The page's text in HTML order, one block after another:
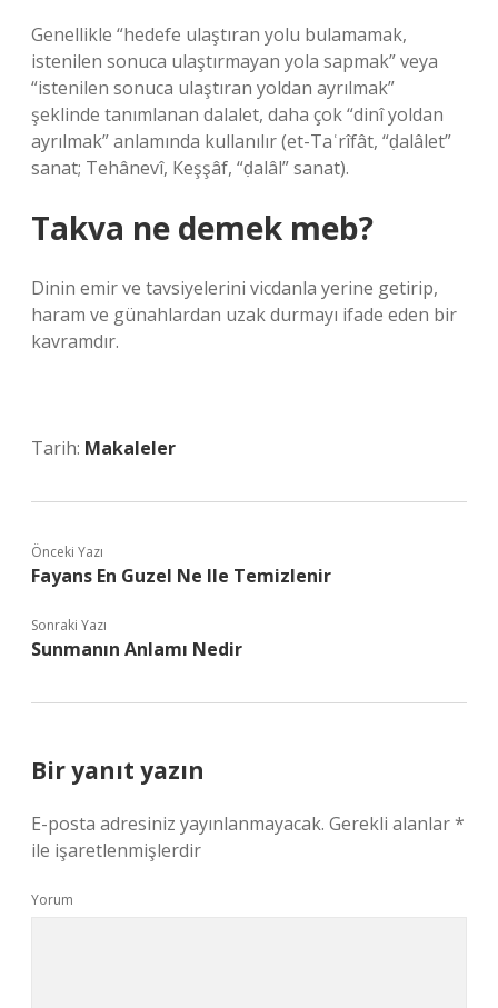
Genellikle “hedefe ulaştıran yolu bulamamak,
istenilen sonuca ulaştırmayan yola sapmak” veya
“istenilen sonuca ulaştıran yoldan ayrılmak”
şeklinde tanımlanan dalalet, daha çok “dinî yoldan
ayrılmak” anlamında kullanılır (et-Taʿrîfât, “ḍalâlet”
sanat; Tehânevî, Keşşâf, “ḍalâl” sanat).
Takva ne demek meb?
Dinin emir ve tavsiyelerini vicdanla yerine getirip,
haram ve günahlardan uzak durmayı ifade eden bir
kavramdır.
Tarih: Makaleler
Önceki Yazı
Fayans En Guzel Ne Ile Temizlenir
Sonraki Yazı
Sunmanın Anlamı Nedir
Bir yanıt yazın
E-posta adresiniz yayınlanmayacak. Gerekli alanlar*
ile işaretlenmişlerdir
Yorum